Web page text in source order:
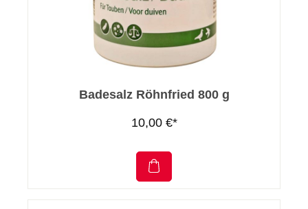
Badesalz Röhnfried 800 g
10,00 €*